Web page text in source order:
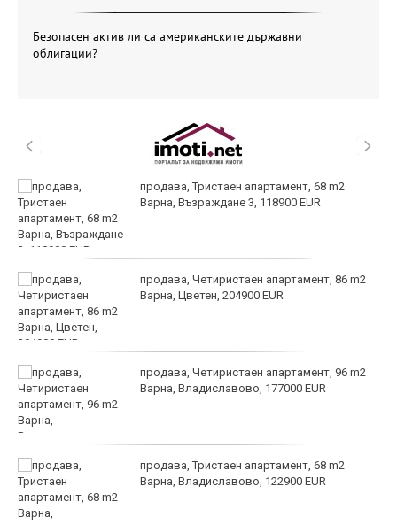
Безопасен актив ли са американските държавни
облигации?
продава, Тристаен апартамент, 68 m2
Варна, Възраждане 3, 118900 EUR
продава, Четиристаен апартамент, 86 m2
Варна, Цветен, 204900 EUR
продава, Четиристаен апартамент, 96 m2
Варна, Владиславово, 177000 EUR
продава, Тристаен апартамент, 68 m2
Варна, Владиславово, 122900 EUR